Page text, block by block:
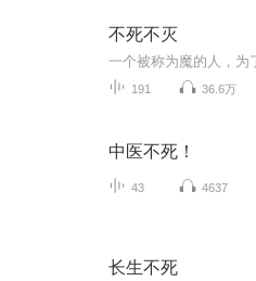
不死不灭
191 36.6万
中医不死！
43 4637
长生不死